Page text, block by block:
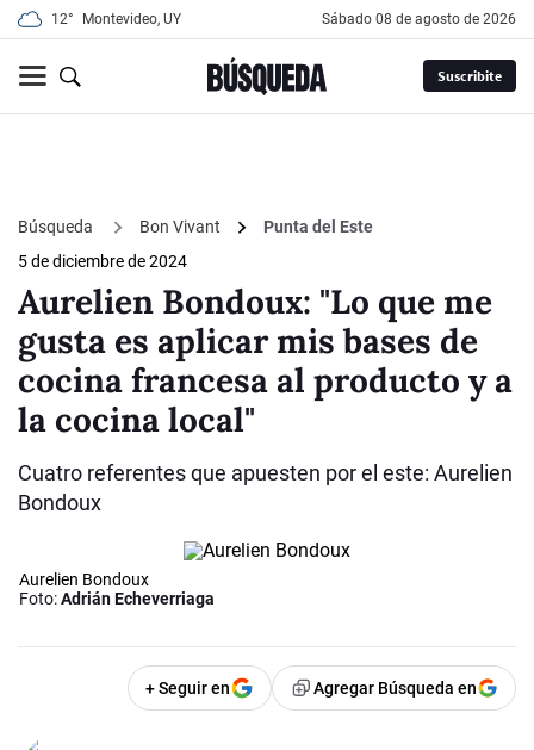
12° Montevideo, UY sábado 08 de agosto de 2026
Suscribite
Búsqueda Bon Vivant
Punta del Este
5 de diciembre de 2024
Aurelien Bondoux: "Lo que me
gusta es aplicar mis bases de
cocina francesa al producto y a
la cocina local"
Cuatro referentes que apuesten por el este: Aurelien
Bondoux
Aurelien Bondoux
Foto:Adrián Echeverriaga
+ Seguir en Agregar Búsqueda en